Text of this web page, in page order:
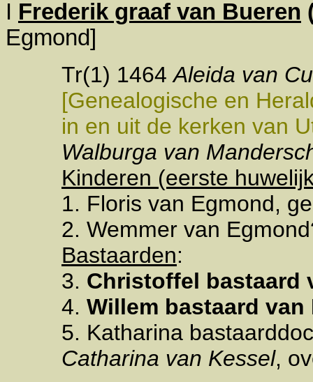
I Frederik graaf van Bueren
Egmond]
Tr(1) 1464Aleida van
[Genealogische en
in en uit de kerken van
Walburga van
Kinderen (eerste
1. Floris van Egmond,
2. Wemmer van
Bastaarden:
3. Christoffel bastaard
4. Willem bastaard van
5. Katharina
Catharina van Kessel,